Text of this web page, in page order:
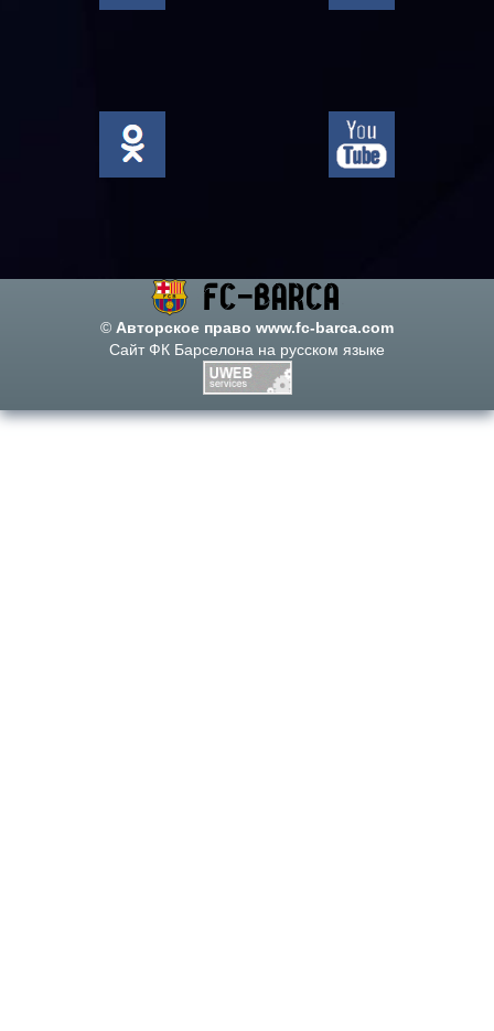
© Авторское право www.fc-barca.com
Сайт ФК Барселона на русском языке